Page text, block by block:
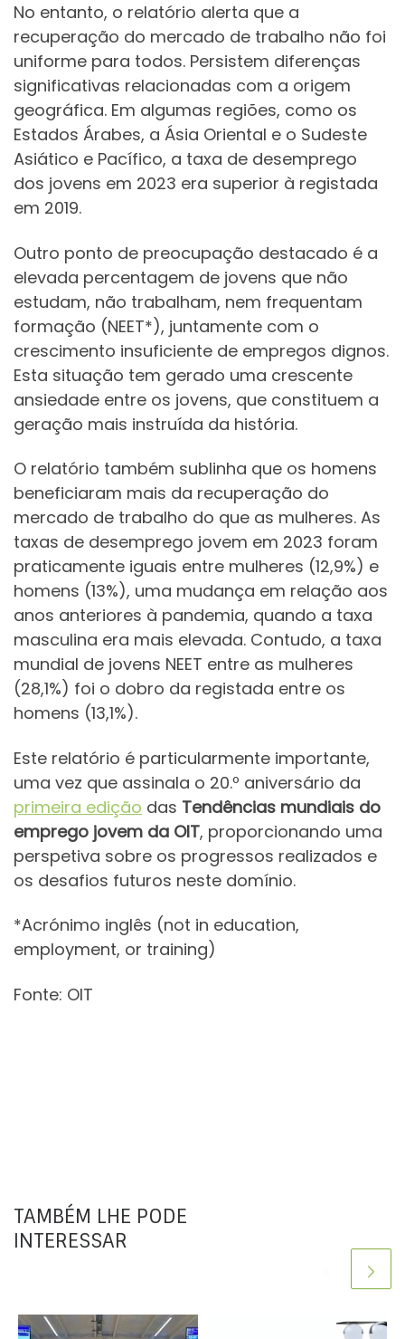
No entanto, o relatório alerta que a
recuperação do mercado de trabalho não foi
uniforme para todos. Persistem diferenças
significativas relacionadas com a origem
geográfica. Em algumas regiões, como os
Estados Árabes, a Ásia Oriental e o Sudeste
Asiático e Pacífico, a taxa de desemprego
dos jovens em 2023 era superior à registada
em 2019.
Outro ponto de preocupação destacado é a
elevada percentagem de jovens que não
estudam, não trabalham, nem frequentam
formação (NEET*), juntamente com o
crescimento insuficiente de empregos dignos.
Esta situação tem gerado uma crescente
ansiedade entre os jovens, que constituem a
geração mais instruída da história.
O relatório também sublinha que os homens
beneficiaram mais da recuperação do
mercado de trabalho do que as mulheres. As
taxas de desemprego jovem em 2023 foram
praticamente iguais entre mulheres (12,9%) e
homens (13%), uma mudança em relação aos
anos anteriores à pandemia, quando a taxa
masculina era mais elevada. Contudo, a taxa
mundial de jovens NEET entre as mulheres
(28,1%) foi o dobro da registada entre os
homens (13,1%).
Este relatório é particularmente importante,
uma vez que assinala o 20.º aniversário da
primeira edição das Tendências mundiais do
emprego jovem da OIT, proporcionando uma
perspetiva sobre os progressos realizados e
os desafios futuros neste domínio.
*Acrónimo inglês (not in education,
employment, or training)
Fonte: OIT
TAMBÉM LHE PODE
INTERESSAR